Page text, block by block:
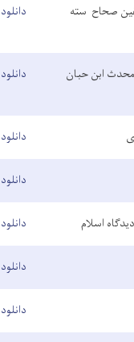
صحاح سته دانلود
محدث ابن حبان
دانلود
دانلود
دانلود
اسلام دانلود
دانلود
دانلود